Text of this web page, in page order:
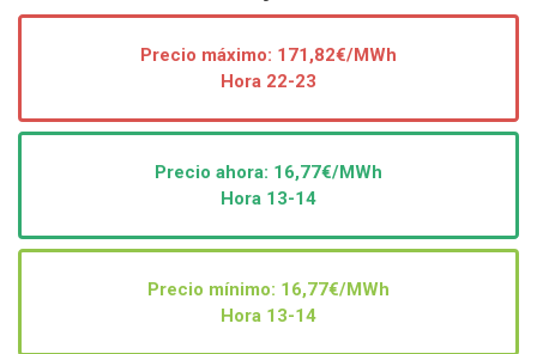
Precio máximo: 171,82€/MWh
Hora 22-23
Precio ahora: 16,77€/MWh
Hora 13-14
Precio mínimo: 16,77€/MWh
Hora 13-14